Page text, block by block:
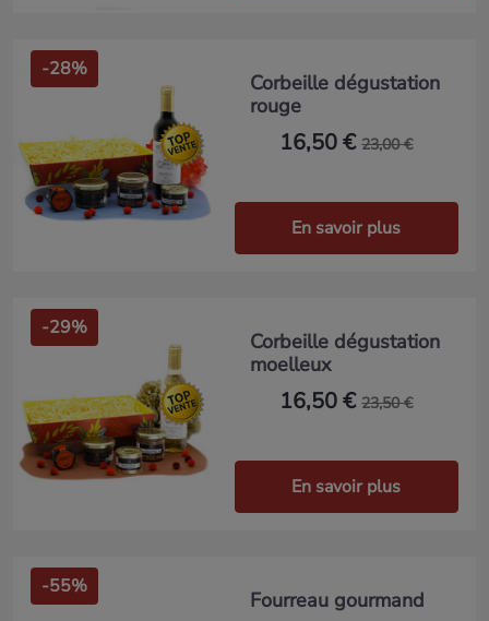
Corbeille dégustation
rouge
16,50 € 23,00 €
En savoir plus
-28%
Corbeille dégustation
moelleux
16,50 € 23,50 €
En savoir plus
-29%
Fourreau gourmand
-55%